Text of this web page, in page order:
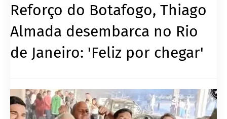
Reforço do Botafogo, Thiago
Almada desembarca no Rio
de Janeiro: 'Feliz por chegar'